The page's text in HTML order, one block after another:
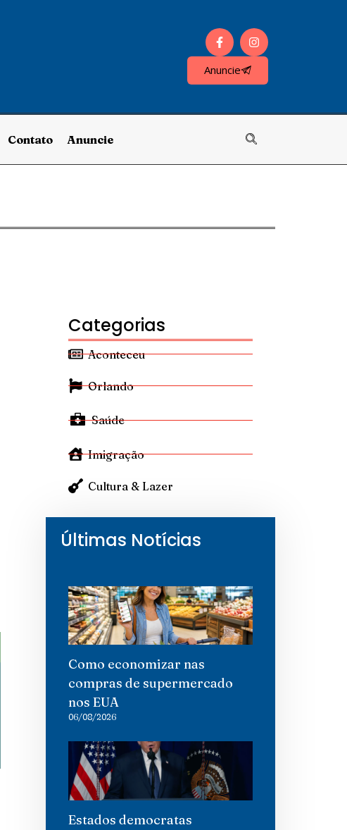
Anuncie
Contato Anuncie
Categorias
Aconteceu
Orlando
Saúde
Imigração
Cultura & Lazer
Últimas Notícias
Como economizar nas
compras de supermercado
nos EUA
06/08/2026
Estados democratas